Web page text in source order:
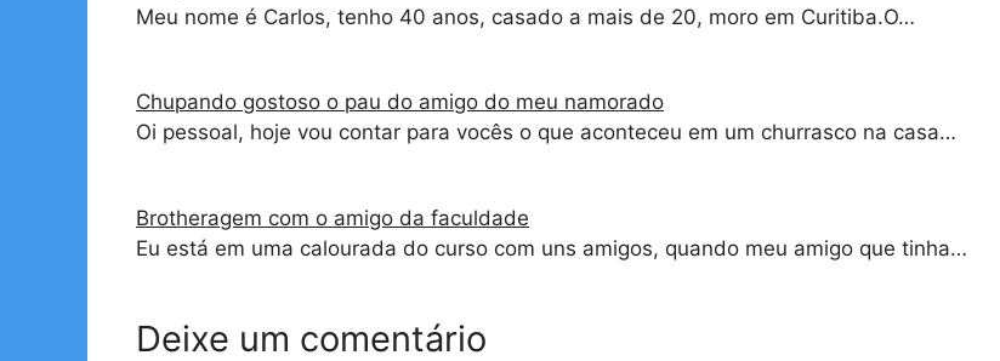
Meu nome é Carlos, tenho 40 anos, casado a mais de 20, moro em Curitiba.O…
Chupando gostoso o pau do amigo do meu namorado
Oi pessoal, hoje vou contar para vocês o que aconteceu em um churrasco na casa…
Brotheragem com o amigo da faculdade
Eu está em uma calourada do curso com uns amigos, quando meu amigo que tinha…
Deixe um comentário